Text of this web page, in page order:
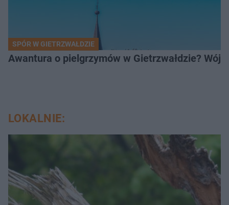
SPÓR W GIETRZWAŁDZIE
Awantura o pielgrzymów w Gietrzwałdzie? Wójt
LOKALNIE: